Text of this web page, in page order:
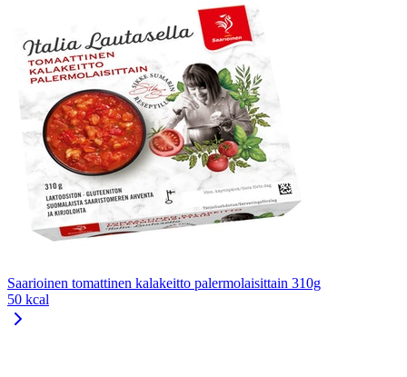
Saarioinen tomattinen kalakeitto palermolaisittain 310g
50 kcal